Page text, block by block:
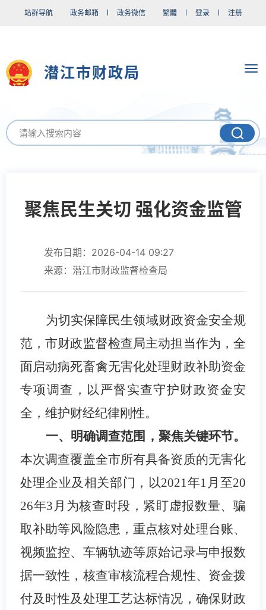
站群导航 政务邮箱 政务微信 繁體 登录 注册
潜江市财政局
聚焦民生关切 强化资金监管
发布日期：2026-04-14 09:27
来源：潜江市财政监督检查局
为切实保障民生领域财政资金安全规
范，市财政监督检查局主动担当作为，全
面启动病死畜禽无害化处理财政补助资金
专项调查，以严督实查守护财政资金安
全，维护财经纪律刚性。
一、明确调查范围，聚焦关键环节。
本次调查覆盖全市所有具备资质的无害化
处理企业及相关部门，以2021年1月至20
26年3月为核查时段，紧盯虚报数量、骗
取补助等风险隐患，重点核对处理台账、
视频监控、车辆轨迹等原始记录与申报数
据一致性，核查审核流程合规性、资金拨
付及时性及处理工艺达标情况，确保财政